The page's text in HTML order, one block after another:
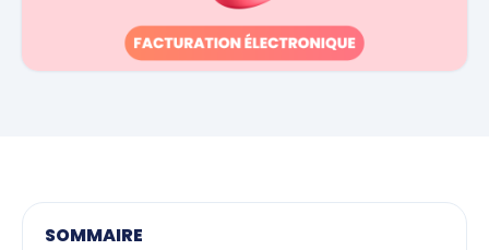
SOMMAIRE